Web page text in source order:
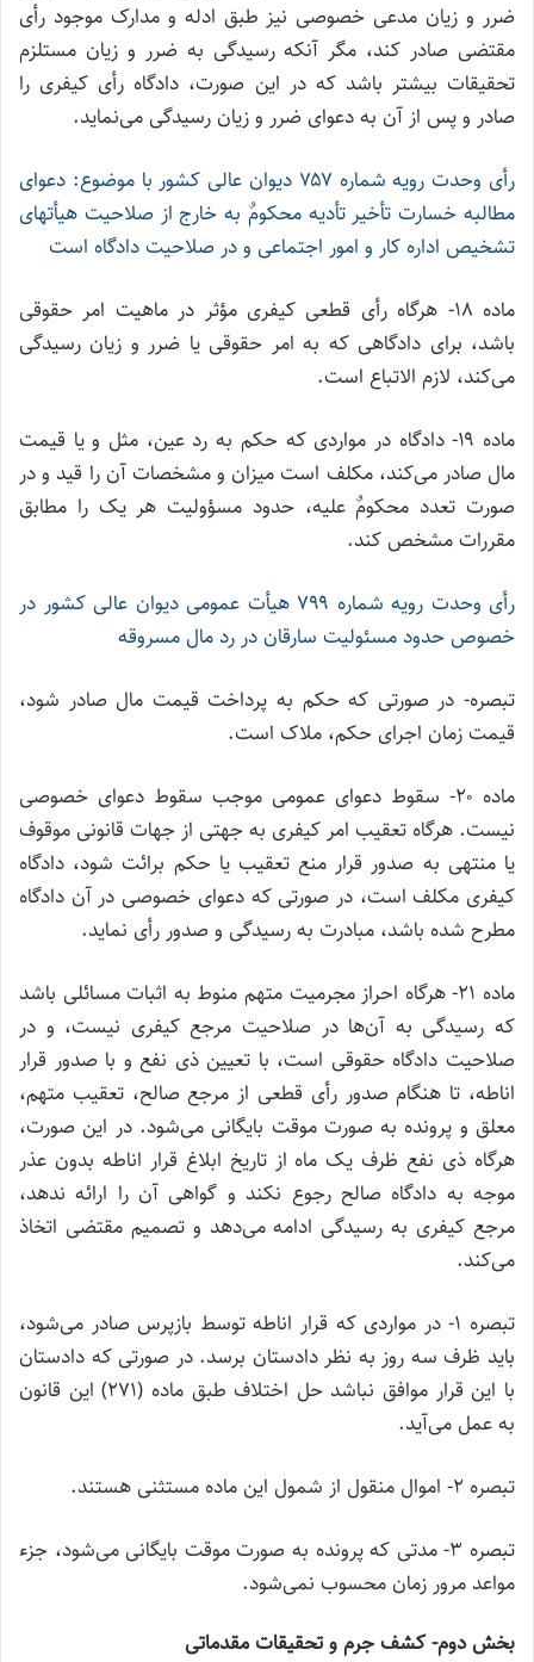
ضرر و زیان مدعی خصوصی نیز طبق ادله و مدارک موجود رأی
مقتضی صادر کند، مگر آنکه رسیدگی به ضرر و زیان مستلزم
تحقیقات بیشتر باشد که در این صورت، دادگاه رأی کیفری را
صادر و پس از آن به دعوای ضرر و زیان رسیدگی می‌نماید.
رأی وحدت‌ رویه شماره ۷۵۷ دیوان ‌عالی ‌کشور با موضوع: دعوای
مطالبه خسارت تأخیر تأدیه محکومٌ‌ به خارج از صلاحیت هیأتهای
تشخیص اداره کار و امور اجتماعی و در صلاحیت دادگاه است
ماده ۱۸- هرگاه رأی قطعی کیفری مؤثر در ماهیت امر حقوقی
باشد، برای دادگاهی که به امر حقوقی یا ضرر و زیان رسیدگی
می‌کند، لازم الاتباع است.
ماده ۱۹- دادگاه در مواردی که حکم به رد عین، مثل و یا قیمت
مال صادر می‌کند، مکلف است میزان و مشخصات آن را قید و در
صورت تعدد محکومٌ علیه، حدود مسؤولیت هر یک را مطابق
مقررات مشخص کند.
رأی وحدت رویه شماره ۷۹۹ هیأت عمومی دیوان عالی کشور در
خصوص حدود مسئولیت سارقان در رد مال مسروقه
تبصره- در صورتی که حکم به پرداخت قیمت مال صادر شود،
قیمت زمان اجرای حکم، ملاک است.
ماده ۲۰- سقوط دعوای عمومی موجب سقوط دعوای خصوصی
نیست. هرگاه تعقیب امر کیفری به جهتی از جهات قانونی موقوف
یا منتهی به صدور قرار منع تعقیب یا حکم برائت شود، دادگاه
کیفری مکلف است، در صورتی که دعوای خصوصی در آن دادگاه
مطرح شده باشد، مبادرت به رسیدگی و صدور رأی نماید.
ماده ۲۱- هرگاه احراز مجرمیت متهم منوط به اثبات مسائلی باشد
که رسیدگی به آن‌ها در صلاحیت مرجع کیفری نیست، و در
صلاحیت دادگاه حقوقی است، با تعیین ذی نفع و با صدور قرار
اناطه، تا هنگام صدور رأی قطعی از مرجع صالح، تعقیب متهم،
معلق و پرونده به صورت موقت بایگانی می‌شود. در این صورت،
هرگاه ذی نفع ظرف یک ماه از تاریخ ابلاغ قرار اناطه بدون عذر
موجه به دادگاه صالح رجوع نکند و گواهی آن را ارائه ندهد،
مرجع کیفری به رسیدگی ادامه می‌دهد و تصمیم مقتضی اتخاذ
می‌کند.
تبصره ۱- در مواردی که قرار اناطه توسط بازپرس صادر می‌شود،
باید ظرف سه روز به نظر دادستان برسد. در صورتی که دادستان
با این قرار موافق نباشد حل اختلاف طبق ماده (۲۷۱) این قانون
به عمل می‌آید.
تبصره ۲- اموال منقول از شمول این ماده مستثنی هستند.
تبصره ۳- مدتی که پرونده به صورت موقت بایگانی می‌شود، جزء
مواعد مرور زمان محسوب نمی‌شود.
بخش دوم- کشف جرم و تحقیقات مقدماتی